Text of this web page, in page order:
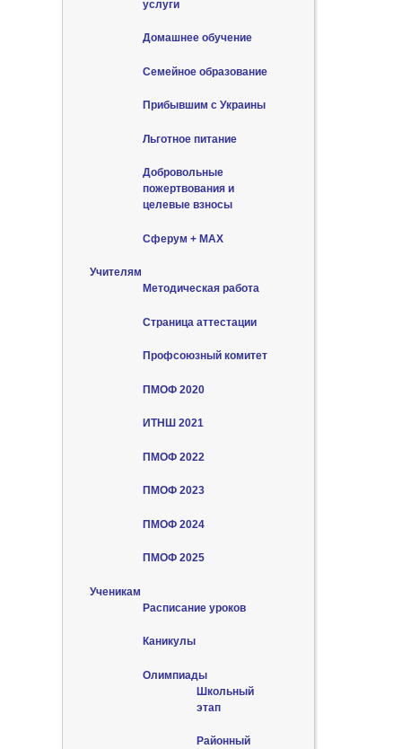
услуги
Домашнее обучение
Семейное образование
Прибывшим с Украины
Льготное питание
Добровольные
пожертвования и
целевые взносы
Сферум + MAX
Учителям
Методическая работа
Страница аттестации
Профсоюзный комитет
ПМОФ 2020
ИТНШ 2021
ПМОФ 2022
ПМОФ 2023
ПМОФ 2024
ПМОФ 2025
Ученикам
Расписание уроков
Каникулы
Олимпиады
Школьный
этап
Районный